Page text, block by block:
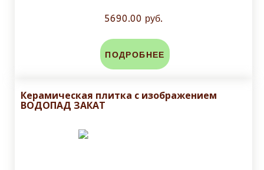
5690.00 руб.
ПОДРОБНЕЕ
Керамическая плитка с изображением
ВОДОПАД ЗАКАТ